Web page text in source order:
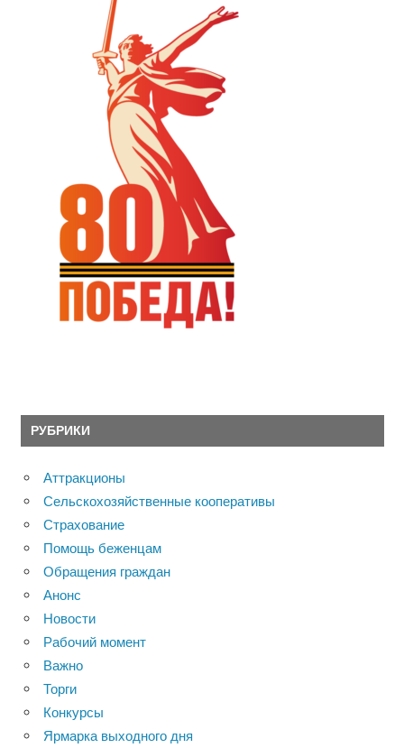
РУБРИКИ
Аттракционы
Сельскохозяйственные кооперативы
Страхование
Помощь беженцам
Обращения граждан
Анонс
Новости
Рабочий момент
Важно
Торги
Конкурсы
Ярмарка выходного дня